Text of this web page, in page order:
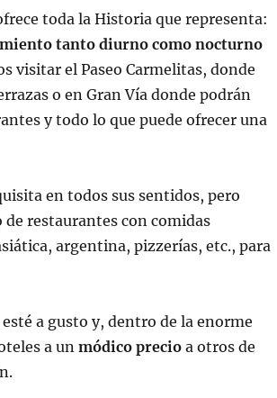
toda la Historia que representa:
tanto diurno como nocturno
visitar el Paseo Carmelitas, donde
o en Gran Vía donde podrán
y todo lo que puede ofrecer una
en todos sus sentidos, pero
restaurantes con comidas
argentina, pizzerías, etc., para
a gusto y, dentro de la enorme
a un módico precioa otros de